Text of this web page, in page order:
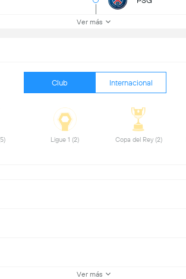
Ver más
Club Internacional
LaLiga (5) Copa del Rey (2)
Ver más